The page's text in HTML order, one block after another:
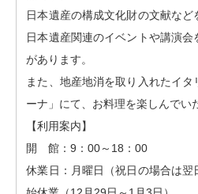
日本遺産の構成文化財の文献など
日本遺産関連のイベントや講演
があります。
また、地産地消を取り入れたイ
ーナ」にて、お料理を楽しんでい
【利用案内】
開 館：9：00～18：00
休業日：月曜日（祝日の場合は